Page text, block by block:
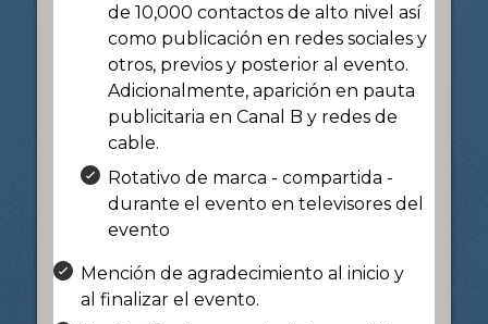
de 10,000 contactos de alto nivel así
como publicación en redes sociales y
otros, previos y posterior al evento.
Adicionalmente, aparición en pauta
publicitaria en Canal B y redes de
cable.
Rotativo de marca - compartida -
durante el evento en televisores del
evento
Mención de agradecimiento al inicio y
al finalizar el evento.